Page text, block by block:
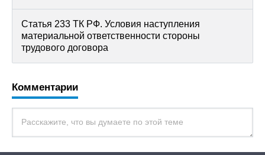
Статья 233 ТК РФ. Условия наступления
материальной ответственности стороны
трудового договора
Комментарии